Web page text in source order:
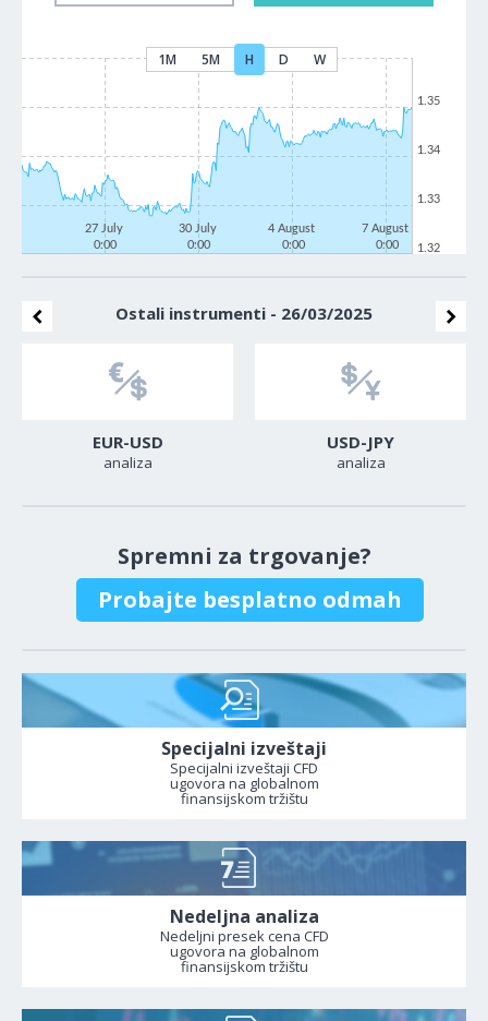
1M 5M H D W
27 July
0:00
30 July
0:00
4 August
0:00
7 August
0:00
1.32
1.33
1.34
1.35
Ostali instrumenti - 26/03/2025
EUR-USD
analiza
USD-JPY
analiza
Spremni za trgovanje?
Probajte besplatno odmah
Specijalni izveštaji
Specijalni izveštaji CFD
ugovora na globalnom
finansijskom tržištu
Nedeljna analiza
Nedeljni presek cena CFD
ugovora na globalnom
finansijskom tržištu